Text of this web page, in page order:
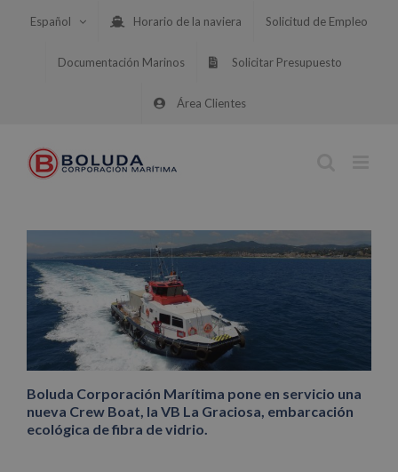
Español Horario de la naviera Solicitud de Empleo
Documentación Marinos Solicitar Presupuesto
Área Clientes
Boluda Corporación Marítima pone en servicio una
nueva Crew Boat, la VB La Graciosa, embarcación
ecológica de fibra de vidrio.